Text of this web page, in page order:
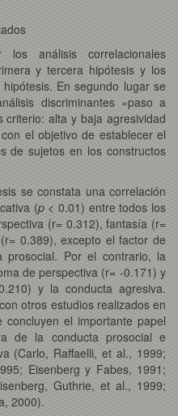
análisis correlacionales
y tercera hipótesis y los
En segundo lugar se
discriminantes «paso a
alta y baja agresividad
el objetivo de establecer el
de sujetos en los constructos
se constata una correlación
(p < 0.01) entre todos los
(r= 0.312), fantasía (r=
0.389), excepto el factor de
prosocial. Por el contrario, la
de perspectiva (r= -0.171) y
y la conducta agresiva.
otros estudios realizados en
el importante papel
de la conducta prosocial e
(Carlo, Raffaelli, et al., 1999;
Eisenberg y Fabes, 1991;
Guthrie, et al., 1999;
2000).